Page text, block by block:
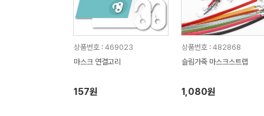
상품번호 : 469023
마스크 연결고리
157원
상품번호 : 482868
슬림가죽 마스크스트랩
1,080원